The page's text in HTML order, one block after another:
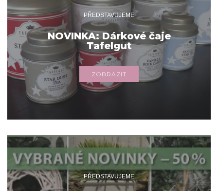
PŘEDSTAVUJEME
NOVINKA: Dárkové čaje
Tafelgut
ZOBRAZIT
PŘEDSTAVUJEME